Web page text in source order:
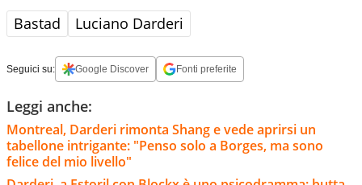
Bastad Luciano Darderi
Seguici su: Google Discover Fonti preferite
Leggi anche:
Montreal, Darderi rimonta Shang e vede aprirsi un
tabellone intrigante: "Penso solo a Borges, ma sono
felice del mio livello"